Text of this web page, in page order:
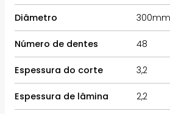
Diâmetro 300mm
Número de dentes 48
Espessura do corte 3,2
Espessura de lâmina 2,2